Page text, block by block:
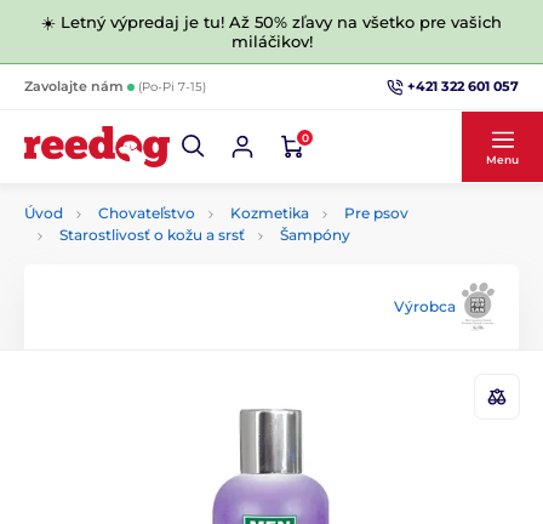
☀️ Letný výpredaj je tu! Až 50% zľavy na všetko pre vašich
miláčikov!
Zavolajte nám (Po-Pi 7-15) +421 322 601 057
0
Menu
Úvod Chovateľstvo Kozmetika
Pre psov
Starostlivosť o kožu a srsť
Šampóny
Výrobca